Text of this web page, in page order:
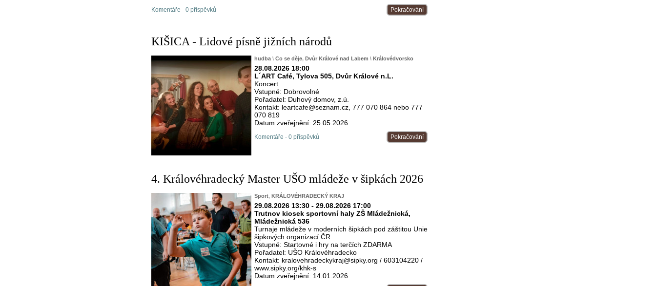
Pokračování
Komentáře - 0 příspěvků
KIŠICA - Lidové písně jižních národů
hudba \ Co se děje, Dvůr Králové nad Labem \ Královédvorsko
28.08.2026 18:00
L´ART Café, Tylova 505, Dvůr Králové n.L.
Koncert
Vstupné: Dobrovolné
Pořadatel: Duhový domov, z.ú.
Kontakt: leartcafe@seznam.cz, 777 070 864 nebo 777
070 819
Datum zveřejnění: 25.05.2026
Pokračování
Komentáře - 0 příspěvků
4. Královéhradecký Master UŠO mládeže v šipkách 2026
Sport, KRÁLOVÉHRADECKÝ KRAJ
29.08.2026 13:30 - 29.08.2026 17:00
Trutnov kiosek sportovní haly ZŠ Mládežnická,
Mládežnická 536
Turnaje mládeže v moderních šipkách pod záštitou Unie
šipkových organizací ČR
Vstupné: Startovné i hry na terčích ZDARMA
Pořadatel: UŠO Královéhradecko
Kontakt: kralovehradeckykraj@sipky.org / 603104220 /
www.sipky.org/khk-s
Datum zveřejnění: 14.01.2026